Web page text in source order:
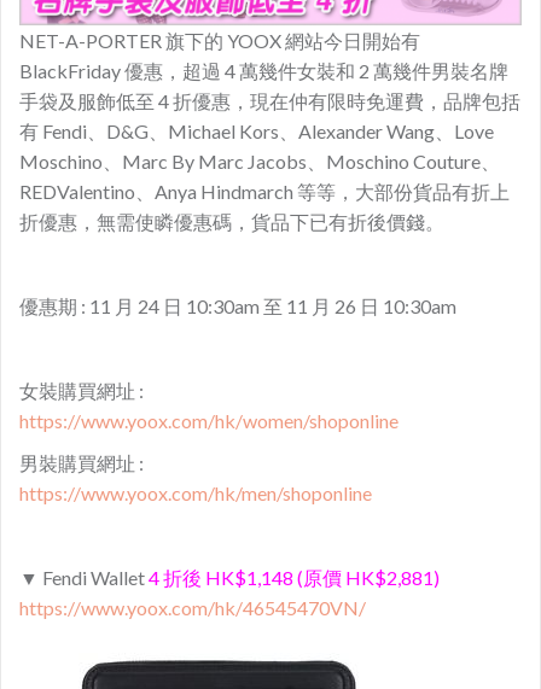
NET-A-PORTER 旗下的 YOOX 網站今日開始有
BlackFriday 優惠，超過 4 萬幾件女裝和 2 萬幾件男裝名牌
手袋及服飾低至 4 折優惠，現在仲有限時免運費，品牌包括
有 Fendi、D&G、Michael Kors、Alexander Wang、Love
Moschino、Marc By Marc Jacobs、Moschino Couture、
REDValentino、Anya Hindmarch 等等，大部份貨品有折上
折優惠，無需使瞵優惠碼，貨品下已有折後價錢。
優惠期 : 11 月 24 日 10:30am 至 11 月 26 日 10:30am
女裝購買網址 :
https://www.yoox.com/hk/women/shoponline
男裝購買網址 :
https://www.yoox.com/hk/men/shoponline
▼ Fendi Wallet4 折後 HK$1,148 (原價 HK$2,881)
https://www.yoox.com/hk/46545470VN/